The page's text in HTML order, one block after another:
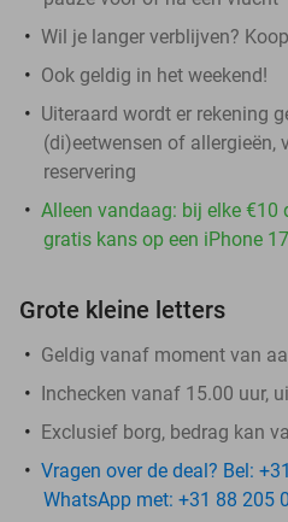
Wil je langer verblijven?
Ook geldig in het weekend!
Uiteraard wordt er rekening
(di)eetwensen of allergieën,
reservering
Alleen vandaag: bij elke €10
gratis kans op een iPhone
Grote kleine letters
Geldig vanaf moment van
Inchecken vanaf 15.00 uur,
Exclusief borg, bedrag kan
Vragen over de deal? Bel:
WhatsApp met: +31 88 205